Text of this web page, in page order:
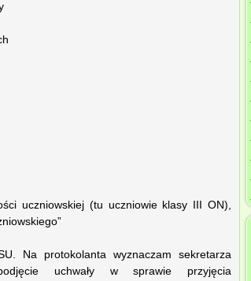
uczniowskiej (tu uczniowie klasy III ON),
Na protokolanta wyznaczam sekretarza
uchwały w sprawie przyjęcia